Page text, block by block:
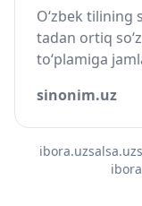
O‘zbek tilining
tadan ortiq
to‘plamiga
sinonim.uz
ibora.uzsalsa.uz